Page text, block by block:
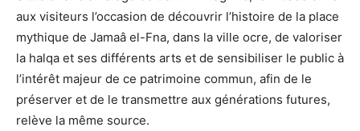
aux visiteurs l’occasion de découvrir l’histoire de la place
mythique de Jamaâ el-Fna, dans la ville ocre, de valoriser
la halqa et ses différents arts et de sensibiliser le public à
l’intérêt majeur de ce patrimoine commun, afin de le
préserver et de le transmettre aux générations futures,
relève la même source.